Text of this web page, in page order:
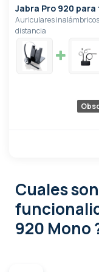
Jabra Pro 920
Auriculares
distancia
Cuales
920 Mono